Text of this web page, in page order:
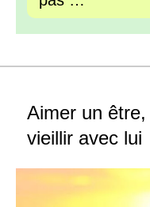
Aimer un être,
vieillir avec lui